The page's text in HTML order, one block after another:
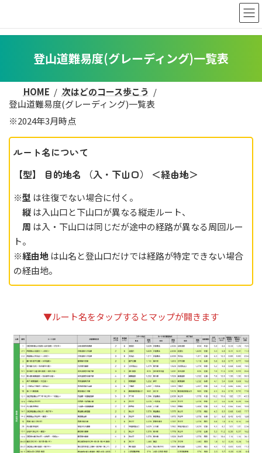
テ
ス
キ
ッ
ゲ
ン
に
移
登山道難易度(グレーディング)一覧表
HOME
次はどのコース歩こう
登山道難易度(グレーディング)一覧表
※2024年3月時点
ルート名について
【型】 目的地名 （入・下山口） ＜経由地＞
※型 は往復でない場合に付く。
縦 は入山口と下山口が異なる縦走ルート、
周 は入・下山口は同じだが途中の経路が異なる周回ルー
ト。
※経由地 は山名と登山口だけでは経路が特定できない場合
の経由地。
▼ルート名をタップするとマップが開きます